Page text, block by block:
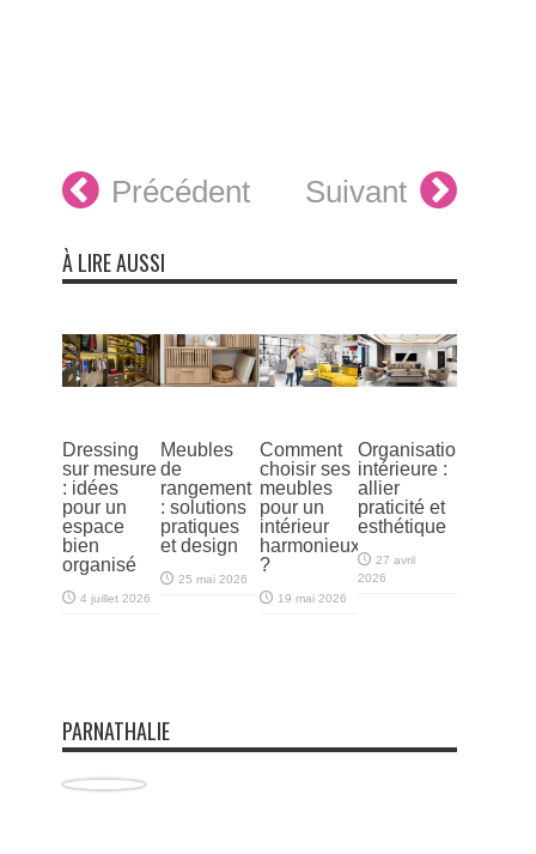
Précédent Suivant
À LIRE AUSSI
Dressing
sur mesure
: idées
pour un
espace
bien
organisé
4 juillet 2026
Meubles
de
rangement
: solutions
pratiques
et design
25 mai 2026
Comment
choisir ses
meubles
pour un
intérieur
harmonieux
?
19 mai 2026
Organisation
intérieure :
allier
praticité et
esthétique
27 avril
2026
PARNATHALIE